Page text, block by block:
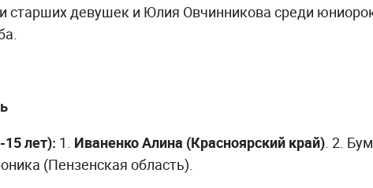
старших девушек и Юлия Овчинникова среди
лет): 1. Иваненко Алина (Красноярский край). 2.
(Пензенская область).